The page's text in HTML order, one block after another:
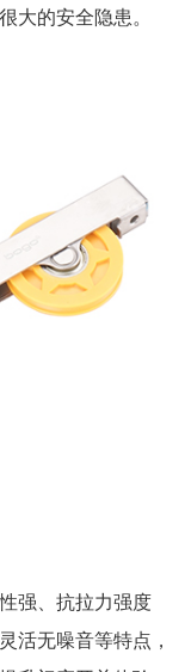
大的安全隐患。
强、抗拉力强度
活无噪音等特点，